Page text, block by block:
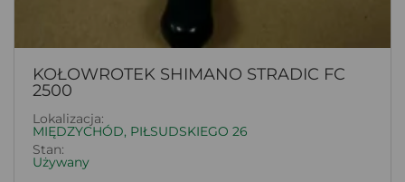
KOŁOWROTEK SHIMANO STRADIC FC
2500
Lokalizacja:
MIĘDZYCHÓD, PIŁSUDSKIEGO 26
Stan:
Używany